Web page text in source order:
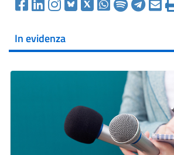
In evidenza